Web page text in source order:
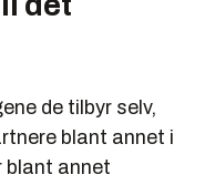
de tilbyr selv,
blant annet i
blant annet